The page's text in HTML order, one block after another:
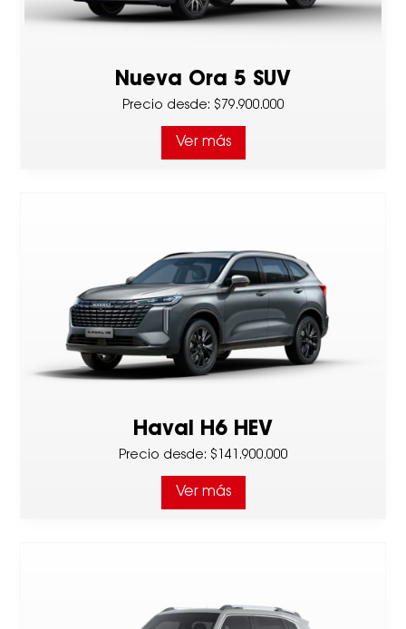
Nueva Ora 5 SUV
Precio desde: $79.900.000
Ver más
Haval H6 HEV
Precio desde: $141.900.000
Ver más